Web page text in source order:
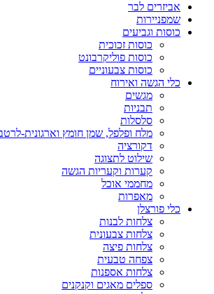
אביזרים לבר
שמפניירות
כוסות וגביעים
כוסות זכוכית
כוסות פוליקרבונט
כוסות צבעוניים
כלי הגשה ואירוח
מגשים
תבניות
סלסלות
מלח ופלפל, שמן חומץ וארגונית-
דקורציה
שילוט לתצוגה
קערות וקעריות הגשה
מחממי אוכל
מאפרות
כלי פורצלן
צלחות לבנות
צלחות צבעונית
צלחות פיצה
צפחה טבעית
צלחות אספנות
ספלים מאגים וקנקנים